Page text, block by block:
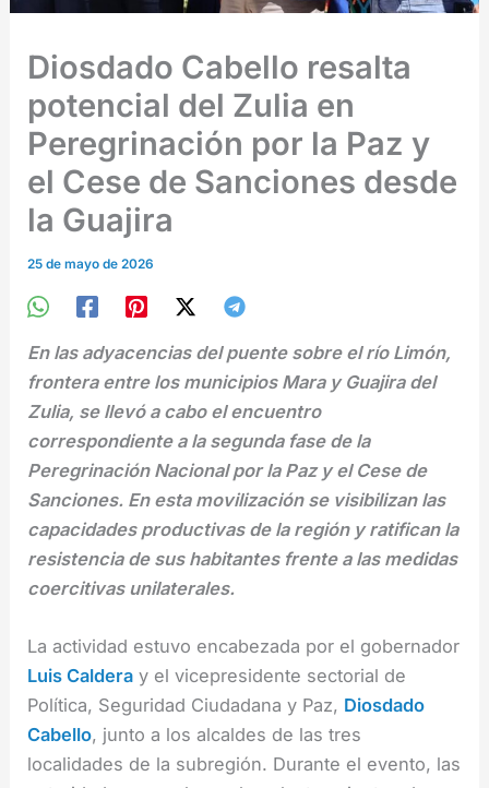
Diosdado Cabello resalta
potencial del Zulia en
Peregrinación por la Paz y
el Cese de Sanciones desde
la Guajira
25 de mayo de 2026
En las adyacencias del puente sobre el río Limón,
frontera entre los municipios Mara y Guajira del
Zulia, se llevó a cabo el encuentro
correspondiente a la segunda fase de la
Peregrinación Nacional por la Paz y el Cese de
Sanciones. En esta movilización se visibilizan las
capacidades productivas de la región y ratifican la
resistencia de sus habitantes frente a las medidas
coercitivas unilaterales.
La actividad estuvo encabezada por el gobernador
Luis Caldera y el vicepresidente sectorial de
Política, Seguridad Ciudadana y Paz, Diosdado
Cabello, junto a los alcaldes de las tres
localidades de la subregión. Durante el evento, las